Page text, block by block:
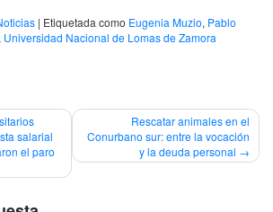
| Etiquetada como Eugenia Muzio, Pablo
Universidad Nacional de Lomas de Zamora
salarial
el paro
Rescatar animales en el
Conurbano sur: entre la vocación
y la deuda personal